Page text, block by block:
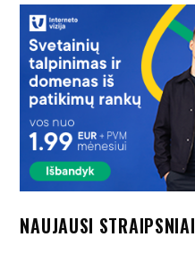
įrašų
NAUJAUSI STRAIPSNIAI